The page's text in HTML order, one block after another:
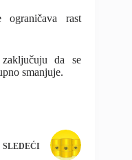
ograničava rast
da se
smanjuje.
SLEDEĆI